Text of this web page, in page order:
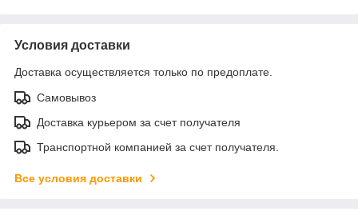
Условия доставки
Доставка осуществляется только по предоплате.
Самовывоз
Доставка курьером за счет получателя
Транспортной компанией за счет получателя.
Все условия доставки